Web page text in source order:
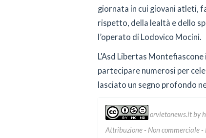
giornata in cui giovani atleti,
rispetto, della lealtà e dello
l’operato di Lodovico Mocini.
L'Asd Libertas
partecipare numerosi per
lasciato un segno profondo
orvietonews.itby
Attribuzione - Non commerciale